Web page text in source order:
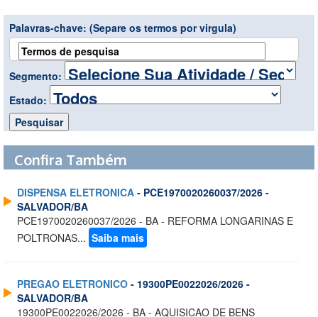
Palavras-chave: (Separe os termos por virgula)
Segmento:
Estado:
Confira Também
DISPENSA ELETRONICA - PCE1970020260037/2026 -
SALVADOR/BA
PCE1970020260037/2026 - BA - REFORMA LONGARINAS E
POLTRONAS... Saiba mais
PREGAO ELETRONICO - 19300PE0022026/2026 -
SALVADOR/BA
19300PE0022026/2026 - BA - AQUISICAO DE BENS